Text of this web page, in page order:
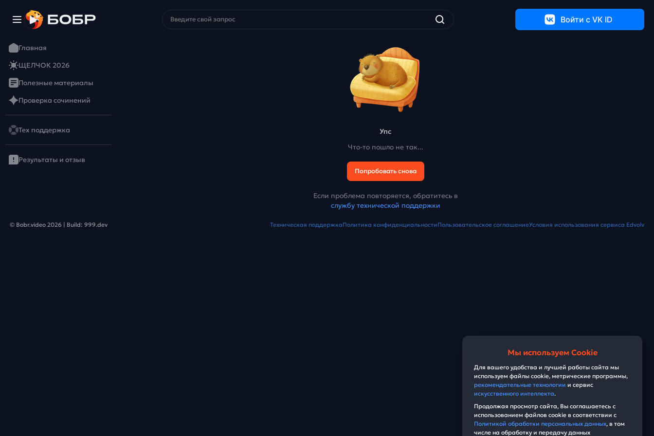
Войти c VK ID
Главная
ЩЕЛЧОК 2026
Полезные материалы
Проверка сочинений
Тех поддержка
Результаты и отзыв
Упс
Что-то пошло не так...
Попробовать снова
Если проблема повторяется, обратитесь в
службу технической поддержки
© Bobr.video 2026 | Build: 999.dev Техническая поддержкаПолитика конфиденциальностиПользовательское соглашениеУсловия использования сервиса Edvolv
Мы используем Cookie
Для вашего удобства и лучшей работы сайта мы
используем файлы cookie, метрические программы,
рекомендательные технологии и сервис
искусственного интеллекта.
Продолжая просмотр сайта, Вы соглашаетесь с
использованием файлов cookie в соответствии с
Политикой обработки персональных данных, в том
числе на обработку и передачу данных